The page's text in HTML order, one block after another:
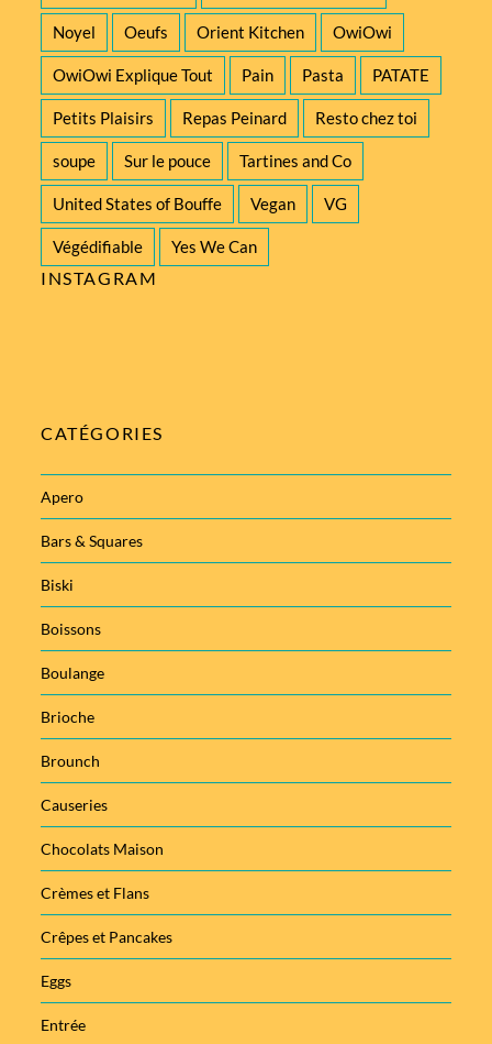
Noyel Oeufs Orient Kitchen OwiOwi
OwiOwi Explique Tout Pain Pasta PATATE
Petits Plaisirs Repas Peinard Resto chez toi
soupe Sur le pouce Tartines and Co
United States of Bouffe Vegan VG
Végédifiable Yes We Can
INSTAGRAM
CATÉGORIES
Apero
Bars & Squares
Biski
Boissons
Boulange
Brioche
Brounch
Causeries
Chocolats Maison
Crèmes et Flans
Crêpes et Pancakes
Eggs
Entrée